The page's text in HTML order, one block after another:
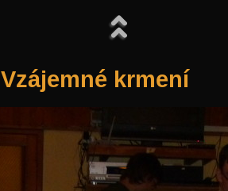
Vzájemné krmení